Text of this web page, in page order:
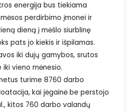
energija bus tiekiama
perdirbimo įmonei ir
dieną į mėšlo siurblinę
pats jo kiekis ir išpilamas.
iki dujų gamybos, srutos
vieno mėnesio.
turime 8760 darbo
kai jėgainė be perstojo
kitos 760 darbo valandų